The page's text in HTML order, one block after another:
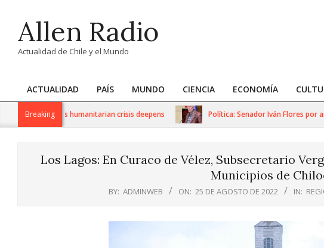
contentAllen Radio
Actualidad de Chile y el Mundo
Primary
Navigation
ACTUALIDAD PAÍS MUNDO CIENCIA ECONOMÍA
Breaking
sanctions as humanitarian crisis deepens Política: Senador Iván Flores por
Los Lagos: En Curaco de Vélez, Subsecretario
Municipios de
BY: ADMINWEB ON: 25 DE AGOSTO DE 2022 IN: